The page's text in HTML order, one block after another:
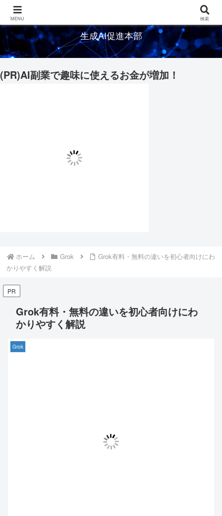
生成AI促進本部
(PR)AI副業で趣味に使えるお金が増加！
ホーム Grok
Grok有料・無料の違いを初心者向けにわ
かりやすく解説
PR
Grok有料・無料の違いを初心者向けにわ
かりやすく解説
Grok
MENU 検索